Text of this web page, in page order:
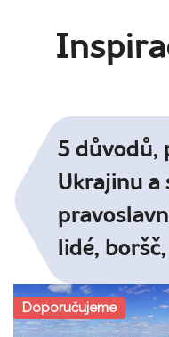
5 důvodů,
Ukrajinu a
lidé,
Doporučujeme